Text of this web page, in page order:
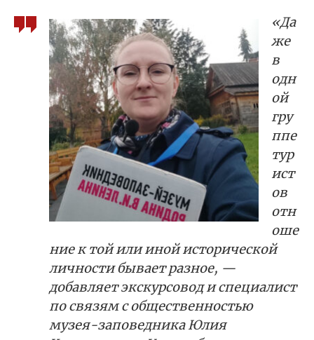
«Да
же
в
одн
ой
гру
ппе
тур
ист
ов
отн
оше
ние к той или иной исторической
личности бывает разное, —
добавляет экскурсовод и специалист
по связям с общественностью
музея-заповедника Юлия